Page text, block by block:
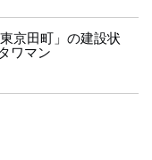
京田町」の建設状
ワマン